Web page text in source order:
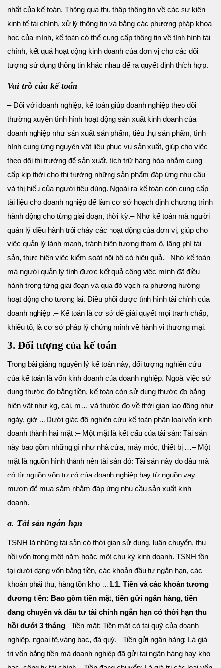
nhất của kế toán. Thông qua thu thập thông tin về các sự kiện
kinh tế tài chính, xử lý thông tin và bằng các phương pháp khoa
học của mình, kế toán có thể cung cấp thông tin về tình hình tài
chính, kết quả hoạt động kinh doanh của đơn vị cho các đối
tượng sử dụng thông tin khác nhau để ra quyết định thích hợp.
Vai trò của kế toán
– Đối với doanh nghiệp, kế toán giúp doanh nghiệp theo dõi
thường xuyên tình hình hoạt động sản xuất kinh doanh của
doanh nghiệp như sản xuất sản phẩm, tiêu thụ sản phẩm, tình
hình cung ứng nguyên vật liệu phục vụ sản xuất, giúp cho việc
theo dõi thị trường để sản xuất, tích trữ hàng hóa nhằm cung
cấp kịp thời cho thị trường những sản phẩm đáp ứng nhu cầu
và thị hiếu của người tiêu dùng. Ngoài ra kế toán còn cung cấp
tài liệu cho doanh nghiệp để làm cơ sở hoạch định chương trình
hành động cho từng giai đoạn, thời kỳ.– Nhờ kế toán mà người
quản lý điều hành trôi chảy các hoạt động của đơn vị, giúp cho
việc quản lý lành mạnh, tránh hiện tượng tham ô, lãng phí tài
sản, thực hiện việc kiểm soát nội bộ có hiệu quả.– Nhờ kế toán
mà người quản lý tính được kết quả công việc mình đã điều
hành trong từng giai đoạn và qua đó vạch ra phương hướng
hoạt động cho tương lai. Điều phối được tình hình tài chính của
doanh nghiệp .– Kế toán là cơ sở để giải quyết mọi tranh chấp,
khiếu tố, là cơ sở pháp lý chứng minh về hành vi thương mại.
3. Đối tượng của kế toán
Trong bài giảng nguyên lý kế toán này, đối tượng nghiên cứu
của kế toán là vốn kinh doanh của doanh nghiệp. Ngoài việc sử
dụng thước đo bằng tiền, kế toán còn sử dụng thước đo bằng
hiện vật như kg, cái, m… và thước đo về thời gian lao động như
ngày, giờ …Dưới giác độ nghiên cứu kế toán phân loại vốn kinh
doanh thành hai mặt :– Một mặt là kết cấu của tài sản: Tài sản
này bao gồm những gì như nhà cửa, máy móc, thiết bị …– Một
mặt là nguồn hình thành nên tài sản đó: Tài sản này do đâu mà
có từ nguồn vốn tự có của doanh nghiệp hay từ nguồn vay
mượn để mua sắm nhằm đáp ứng nhu cầu sản xuất kinh
doanh.
a. Tài sản ngắn hạn
TSNH là những tài sản có thời gian sử dụng, luân chuyển, thu
hồi vốn trong một năm hoặc một chu kỳ kinh doanh. TSNH tồn
tại dưới dạng vốn bằng tiền, các khoản đầu tư ngắn hạn, các
khoản phải thu, hàng tồn kho …1.1. Tiền và các khoản tương
đương tiền: Bao gồm tiền mặt, tiền gửi ngân hàng, tiền
đang chuyển và đầu tư tài chính ngắn hạn có thời hạn thu
hồi dưới 3 tháng– Tiền mặt: Tiền mặt có tại quỹ của doanh
nghiệp, ngoại tệ,vàng bạc, đá quý.– Tiền gửi ngân hàng: Là giá
trị vốn bằng tiền mà doanh nghiệp đã gửi tại ngân hàng hay kho